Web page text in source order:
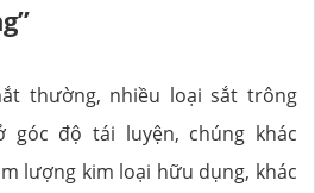
thường, nhiều loại sắt trông
góc độ tái luyện, chúng khác
lượng kim loại hữu dụng, khác